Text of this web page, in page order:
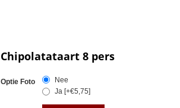
Chipolatataart 8 pers
Optie Foto
Nee
Ja [+€5,75]